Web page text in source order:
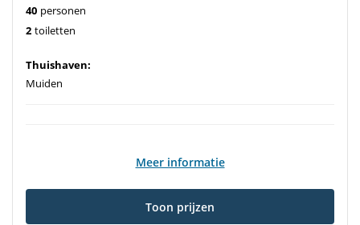
40 personen
2 toiletten
Thuishaven:
Muiden
Meer informatie
Toon prijzen